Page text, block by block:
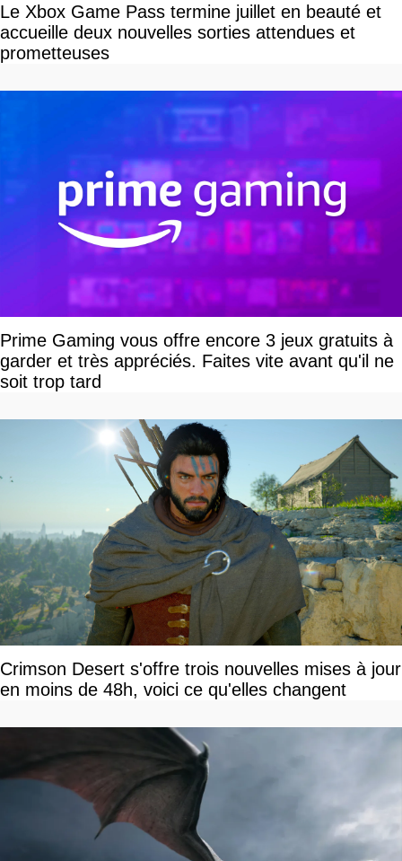
Le Xbox Game Pass termine juillet en beauté et
accueille deux nouvelles sorties attendues et
prometteuses
Prime Gaming vous offre encore 3 jeux gratuits à
garder et très appréciés. Faites vite avant qu'il ne
soit trop tard
Crimson Desert s'offre trois nouvelles mises à jour
en moins de 48h, voici ce qu'elles changent